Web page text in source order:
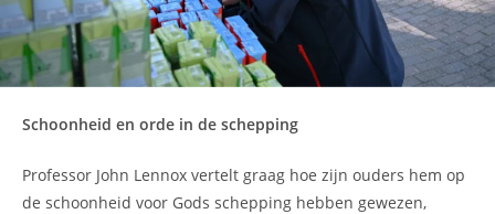
Schoonheid en orde in de schepping
Professor John Lennox vertelt graag hoe zijn ouders hem op
de schoonheid voor Gods schepping hebben gewezen,